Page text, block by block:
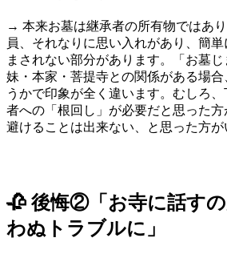
→ 本来お墓は継承者の所有物ではあ
員、それなりに思い入れがあり、簡
まされない部分があります。「お墓
妹・本家・菩提寺との関係がある場
うかで印象が全く違います。むしろ
者への「根回し」が必要だと思った
避けることは出来ない、と思った方が
🥀 後悔②「お寺に話す
わぬトラブルに」